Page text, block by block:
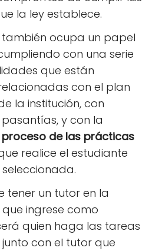
la ley establece.
también ocupa un papel
con una serie
que están
con el plan
la institución, con
y con la
de las prácticas
realice el estudiante
tener un tutor en la
ingrese como
quien haga las tareas
con el tutor que